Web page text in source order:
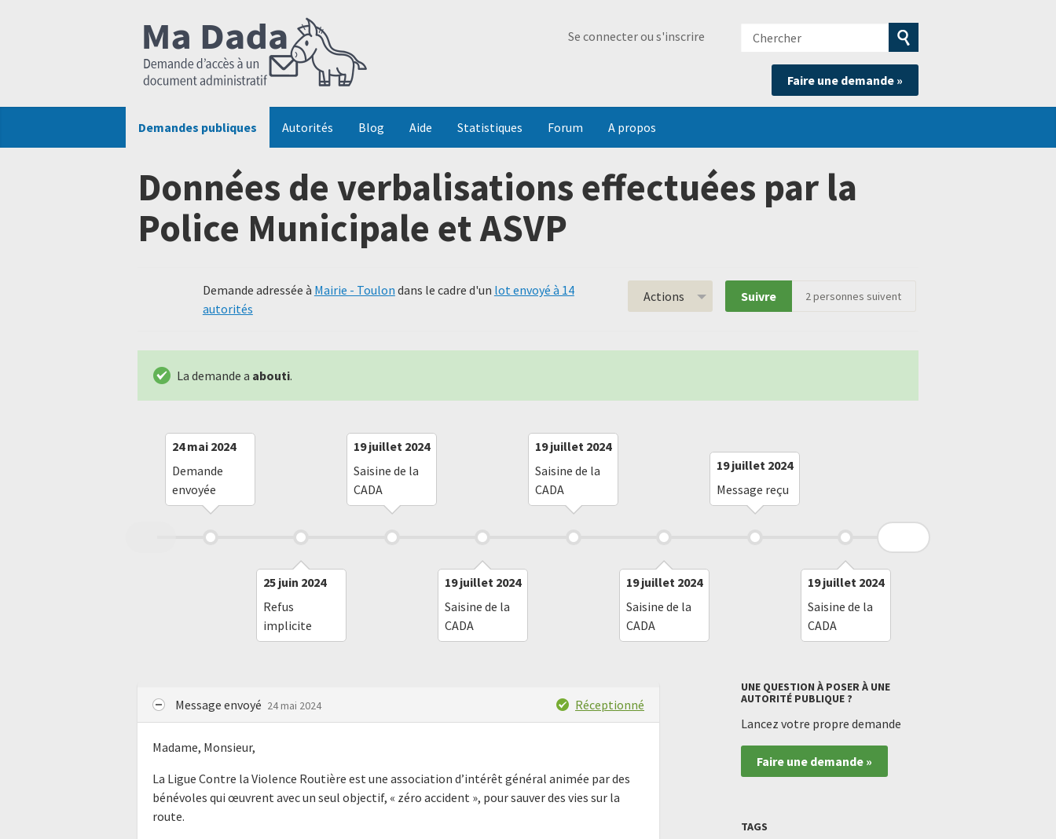
Se connecter ou s'inscrire
Chercher
Soumettre
la
recherche
Faire une demande »
Demandes publiques Autorités Blog Aide Statistiques Forum A propos
Données de verbalisations effectuées par la
Police Municipale et ASVP
Demande adressée à Mairie - Toulon dans le cadre d'un lot envoyé à 14
autorités
Actions Suivre 2personnes suivent
La demande a abouti.
24 mai 2024
Demande
envoyée
25 juin 2024
Refus
implicite
19 juillet 2024
Saisine de la
CADA
19 juillet 2024
Saisine de la
CADA
19 juillet 2024
Saisine de la
CADA
19 juillet 2024
Saisine de la
CADA
19 juillet 2024
Message reçu
19 juillet 2024
Saisine de la
CADA
Message envoyé 24 mai 2024 Réceptionné
Madame, Monsieur,
La Ligue Contre la Violence Routière est une association d’intérêt général animée par des
bénévoles qui œuvrent avec un seul objectif, « zéro accident », pour sauver des vies sur la
route.
UNE QUESTION À POSER À UNE
AUTORITÉ PUBLIQUE ?
Lancez votre propre demande
Faire une demande »
TAGS